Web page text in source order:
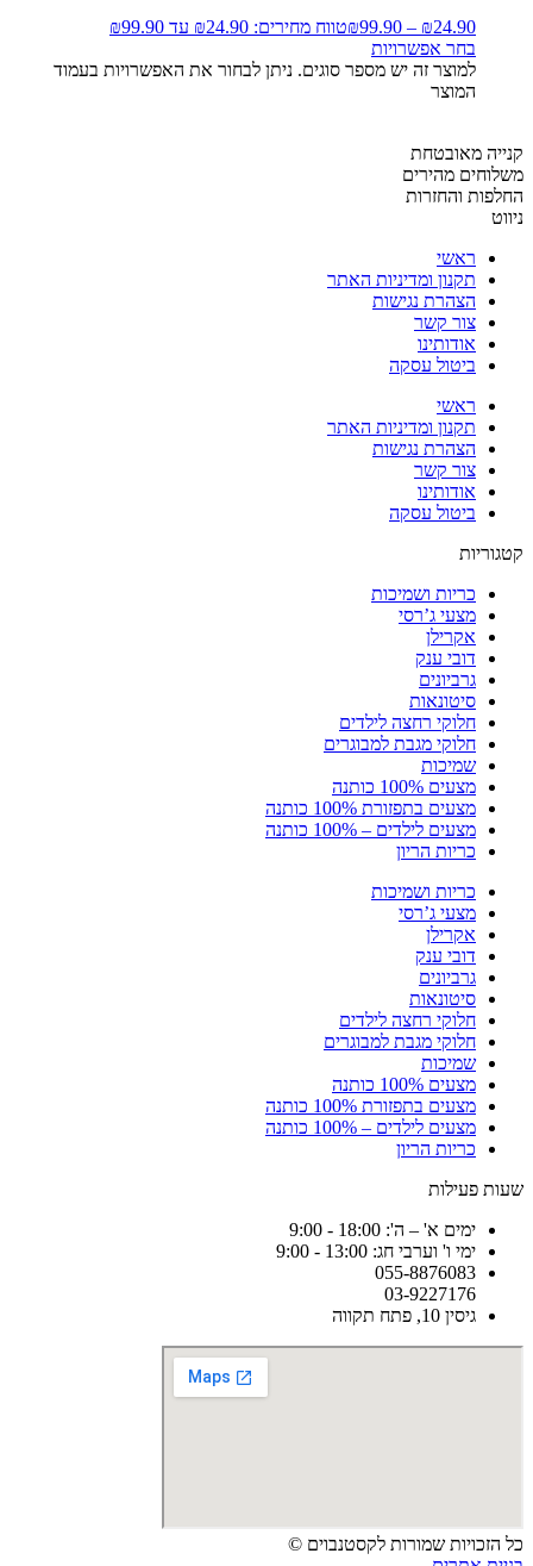
₪24.90
–
₪99.90
טווח מחירים: ⁦₪24.90⁩ עד ⁦₪99.90⁩
בחר אפשרויות
למוצר זה יש מספר סוגים. ניתן לבחור את האפשרויות בעמוד
המוצר
קנייה מאובטחת
משלוחים מהירים
החלפות והחזרות
ניווט
ראשי
תקנון ומדיניות האתר
הצהרת נגישות
צור קשר
אודותינו
ביטול עסקה
ראשי
תקנון ומדיניות האתר
הצהרת נגישות
צור קשר
אודותינו
ביטול עסקה
קטגוריות
כריות ושמיכות
מצעי ג’רסי
אקרילן
דובי ענק
גרביונים
סיטונאות
חלוקי רחצה לילדים
חלוקי מגבת למבוגרים
שמיכות
מצעים 100% כותנה
מצעים בתפזורת 100% כותנה
מצעים לילדים – 100% כותנה
כריות הריון
כריות ושמיכות
מצעי ג’רסי
אקרילן
דובי ענק
גרביונים
סיטונאות
חלוקי רחצה לילדים
חלוקי מגבת למבוגרים
שמיכות
מצעים 100% כותנה
מצעים בתפזורת 100% כותנה
מצעים לילדים – 100% כותנה
כריות הריון
שעות פעילות
ימים א' – ה': 18:00 - 9:00
ימי ו' וערבי חג: 13:00 - 9:00
055-8876083
03-9227176
גיסין 10, פתח תקווה
כל הזכויות שמורות לקסטנבוים ©